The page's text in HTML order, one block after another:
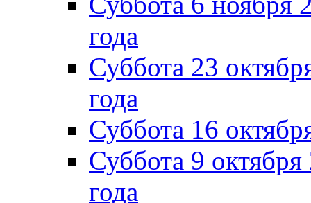
года
Суббота 23
года
Суббота 16
Суббота 9
года